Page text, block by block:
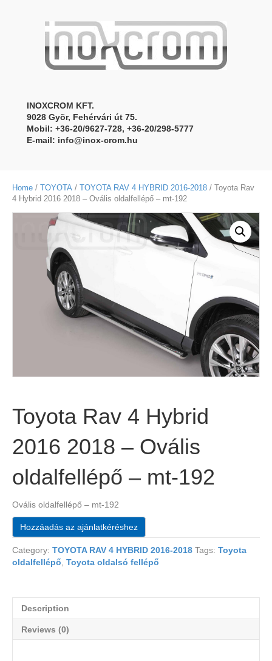
INOXCROM KFT.
9028 Gyõr, Fehérvári út 75.
Mobil: +36-20/9627-728, +36-20/298-5777
E-mail: info@inox-crom.hu
Home / TOYOTA / TOYOTA RAV 4 HYBRID 2016-2018 / Toyota Rav
4 Hybrid 2016 2018 – Ovális oldalfellépő – mt-192
Toyota Rav 4 Hybrid
2016 2018 – Ovális
oldalfellépő – mt-192
Ovális oldalfellépő – mt-192
Hozzáadás az ajánlatkéréshez
Category: TOYOTA RAV 4 HYBRID 2016-2018 Tags: Toyota
oldalfellépő, Toyota oldalsó fellépő
Description
Reviews (0)